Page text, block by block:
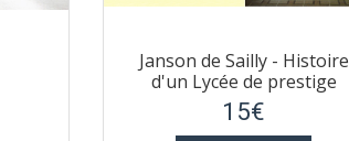
Janson de Sailly - Histoire
d'un Lycée de prestige
15€